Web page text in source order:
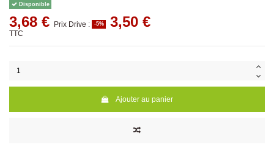
Disponible
3,68 € Prix Drive : -5% 3,50 €
TTC
Ajouter au panier